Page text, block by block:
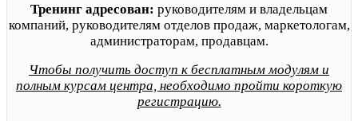
Тренинг адресован: руководителям и владельцам
компаний, руководителям отделов продаж, маркетологам,
администраторам, продавцам.
Чтобы получить доступ к бесплатным модулям и
полным курсам центра, необходимо пройти короткую
регистрацию.